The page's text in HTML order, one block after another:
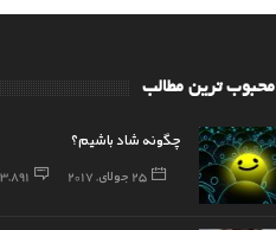
محبوب ترین مطالب
چگونه شاد باشیم؟
25 جولای, 2017 3,891